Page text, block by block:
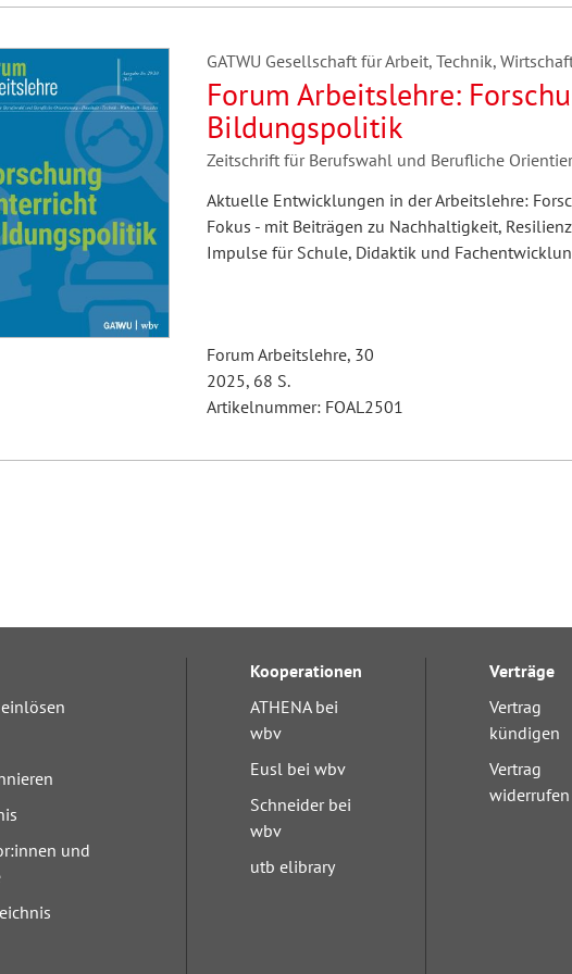
Schule und Unterricht
Arbeit
und Unterrichtsforschung
und
Organisationsentwicklung
Erwachsenenbildung
Forum
JoSch
GATWU Gesellschaft für Arbeit, Technik,
Forum Arbeitslehre:
Bildungspolitik
Zeitschrift für Berufswahl und Berufliche
Aktuelle Entwicklungen in der Arbeitslehre:
Fokus - mit Beiträgen zu Nachhaltigkeit,
Impulse für Schule, Didaktik und
Forum Arbeitslehre, 30
2025, 68 S.
Artikelnummer: FOAL2501
und
Kooperationen
ATHENA bei
wbv
Eusl bei wbv
Schneider bei
wbv
utb elibrary
Verträge
Vertrag
kündigen
Vertrag
widerrufen